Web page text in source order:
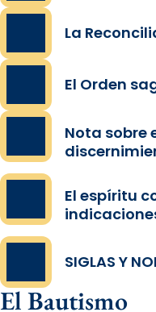
La
El Orden
Nota sobre
El espíritu
SIGLAS Y
El Bautismo